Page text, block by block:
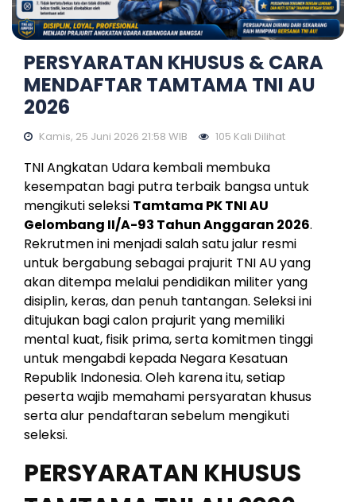
PERSYARATAN KHUSUS & CARA
MENDAFTAR TAMTAMA TNI AU
2026
Kamis, 25 Juni 2026 21:58 WIB 105 Kali Dilihat
TNI Angkatan Udara kembali membuka
kesempatan bagi putra terbaik bangsa untuk
mengikuti seleksi Tamtama PK TNI AU
Gelombang II/A-93 Tahun Anggaran 2026.
Rekrutmen ini menjadi salah satu jalur resmi
untuk bergabung sebagai prajurit TNI AU yang
akan ditempa melalui pendidikan militer yang
disiplin, keras, dan penuh tantangan. Seleksi ini
ditujukan bagi calon prajurit yang memiliki
mental kuat, fisik prima, serta komitmen tinggi
untuk mengabdi kepada Negara Kesatuan
Republik Indonesia. Oleh karena itu, setiap
peserta wajib memahami persyaratan khusus
serta alur pendaftaran sebelum mengikuti
seleksi.
PERSYARATAN KHUSUS